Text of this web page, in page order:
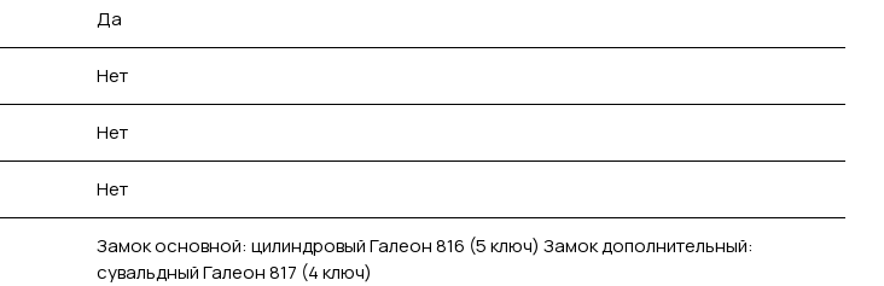
Да
Нет
Нет
Нет
Замок основной: цилиндровый Галеон 816 (5 ключ) Замок дополнительный:
сувальдный Галеон 817 (4 ключ)